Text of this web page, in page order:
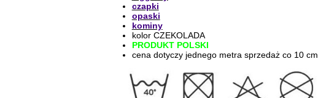
czapki
opaski
kominy
kolor CZEKOLADA
PRODUKT POLSKI
cena dotyczy jednego metra sprzedaż co 10 cm